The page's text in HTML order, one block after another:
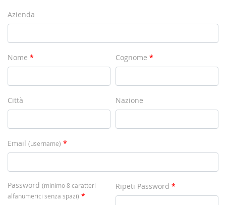
Azienda
Nome * Cognome *
Città Nazione
Email (username) *
Password (minimo 8 caratteri
alfanumerici senza spazi) *
Ripeti Password *